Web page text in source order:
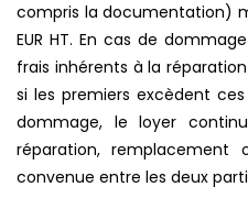
compris la documentation)
EUR HT. En cas de
frais inhérents à la
si les premiers excèdent
dommage, le loyer
réparation, remplacement
convenue entre les deux